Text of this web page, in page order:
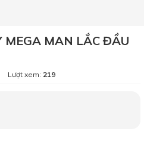
MEGA MAN LẮC ĐẦU
Lượt xem: 219